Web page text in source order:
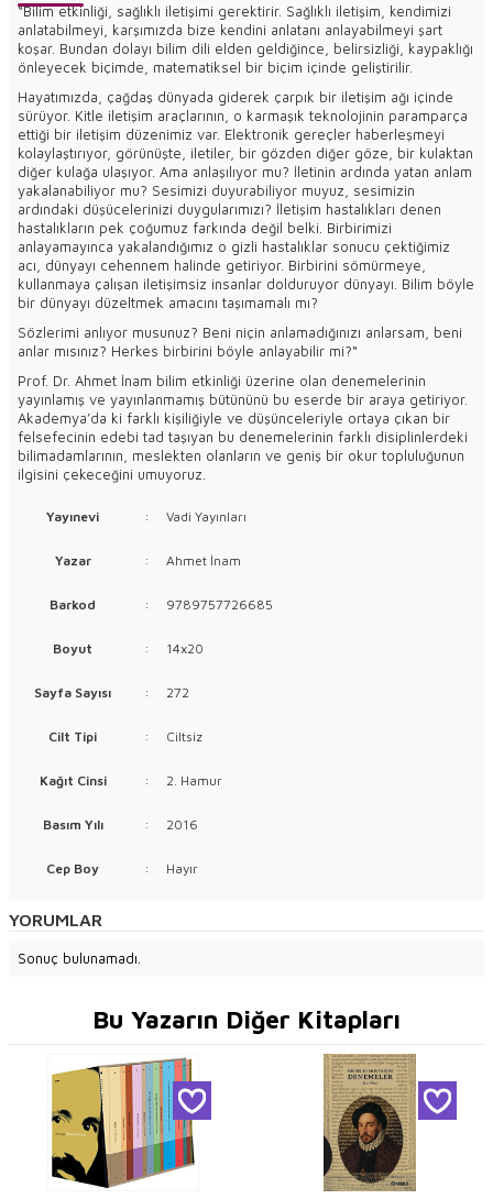
“Bilim etkinliği, sağlıklı iletişimi gerektirir. Sağlıklı iletişim, kendimizi
anlatabilmeyi, karşımızda bize kendini anlatanı anlayabilmeyi şart
koşar. Bundan dolayı bilim dili elden geldiğince, belirsizliği, kaypaklığı
önleyecek biçimde, matematiksel bir biçim içinde geliştirilir.
Hayatımızda, çağdaş dünyada giderek çarpık bir iletişim ağı içinde
sürüyor. Kitle iletişim araçlarının, o karmaşık teknolojinin paramparça
ettiği bir iletişim düzenimiz var. Elektronik gereçler haberleşmeyi
kolaylaştırıyor, görünüşte, iletiler, bir gözden diğer göze, bir kulaktan
diğer kulağa ulaşıyor. Ama anlaşılıyor mu? İletinin ardında yatan anlam
yakalanabiliyor mu? Sesimizi duyurabiliyor muyuz, sesimizin
ardındaki düşücelerinizi duygularımızı? İletişim hastalıkları denen
hastalıkların pek çoğumuz farkında değil belki. Birbirimizi
anlayamayınca yakalandığımız o gizli hastalıklar sonucu çektiğimiz
acı, dünyayı cehennem halinde getiriyor. Birbirini sömürmeye,
kullanmaya çalışan iletişimsiz insanlar dolduruyor dünyayı. Bilim böyle
bir dünyayı düzeltmek amacını taşımamalı mı?
Sözlerimi anlıyor musunuz? Beni niçin anlamadığınızı anlarsam, beni
anlar mısınız? Herkes birbirini böyle anlayabilir mi?“
Prof. Dr. Ahmet İnam bilim etkinliği üzerine olan denemelerinin
yayınlamış ve yayınlanmamış bütününü bu eserde bir araya getiriyor.
Akademya’da ki farklı kişiliğiyle ve düşünceleriyle ortaya çıkan bir
felsefecinin edebi tad taşıyan bu denemelerinin farklı disiplinlerdeki
bilimadamlarının, meslekten olanların ve geniş bir okur topluluğunun
ilgisini çekeceğini umuyoruz.
Yayınevi : Vadi Yayınları
Yazar : Ahmet İnam
Barkod : 9789757726685
Boyut : 14x20
Sayfa Sayısı : 272
Cilt Tipi : Ciltsiz
Kağıt Cinsi : 2. Hamur
Basım Yılı : 2016
Cep Boy : Hayır
YORUMLAR
Sonuç bulunamadı.
Bu Yazarın Diğer Kitapları